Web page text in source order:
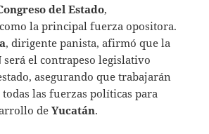
del Estado,
la principal fuerza opositora.
, dirigente panista, afirmó que la
será el contrapeso legislativo
asegurando que trabajarán
las fuerzas políticas para
deYucatán.